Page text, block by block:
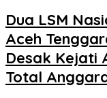
Dua LSM
Aceh
Desak Kejati
Total